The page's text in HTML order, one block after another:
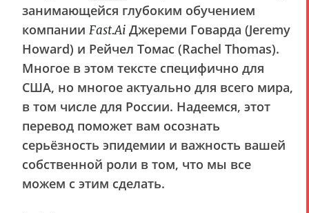
занимающейся глубоким обучением
компании Fast.Ai Джереми Говарда (Jeremy
Howard) и Рейчел Томас (Rachel Thomas).
Многое в этом тексте специфично для
США, но многое актуально для всего мира,
в том числе для России. Надеемся, этот
перевод поможет вам осознать
серьёзность эпидемии и важность вашей
собственной роли в том, что мы все
можем с этим сделать.